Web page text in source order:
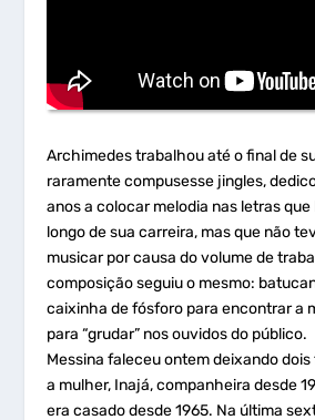
Archimedes trabalhou até o final de
raramente compusesse jingles,
anos a colocar melodia nas letras
longo de sua carreira, mas que não
musicar por causa do volume de
composição seguiu o mesmo:
caixinha de fósforo para encontrar a
para “grudar” nos ouvidos do público.
Messina faleceu ontem deixando
a mulher, Inajá, companheira desde
era casado desde 1965. Na última